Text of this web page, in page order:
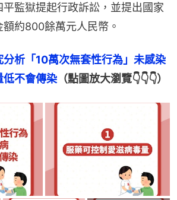
監獄提起行政訴訟，並提出國家
約800餘萬元人民幣。
分析「10萬次無套性行為」未感染
低不會傳染 （點圖放大瀏覽👇👇👇）